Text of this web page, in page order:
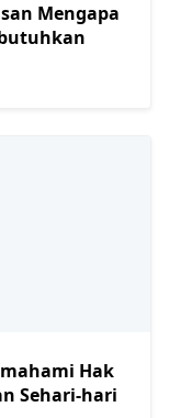
Mengapa
Hak
Sehari-hari